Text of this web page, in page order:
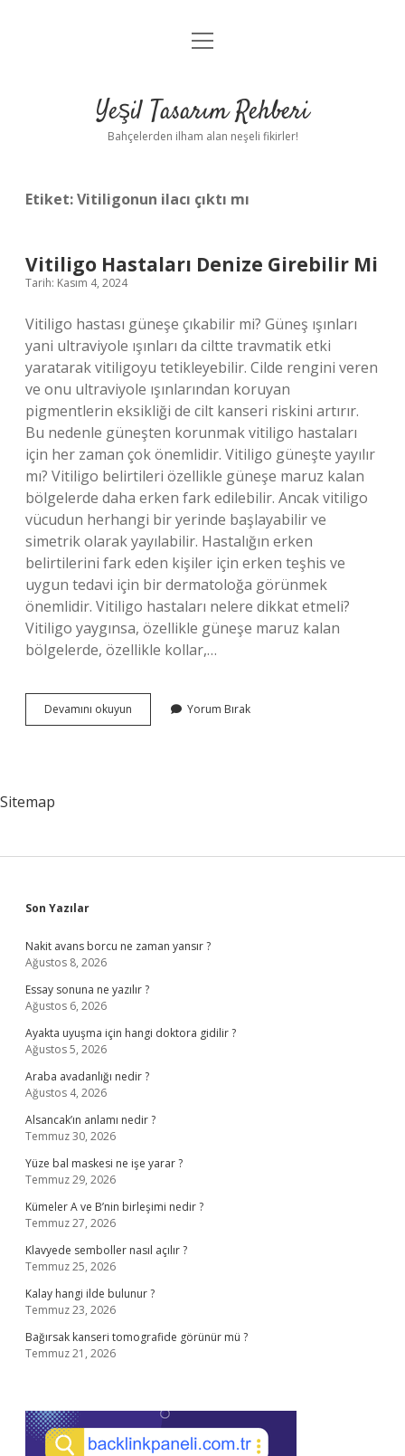
Anasayfa
Yasal Uyarı
menüyü
Yeşil Tasarım Rehberi
Bahçelerden ilham alan neşeli fikirler!
Etiket:Vitiligonun ilacı çıktı mı
Vitiligo Hastaları Denize Girebilir Mi
Tarih: Kasım 4, 2024
Vitiligo hastası güneşe çıkabilir mi? Güneş ışınları
yani ultraviyole ışınları da ciltte travmatik etki
yaratarak vitiligoyu tetikleyebilir. Cilde rengini veren
ve onu ultraviyole ışınlarından koruyan
pigmentlerin eksikliği de cilt kanseri riskini artırır.
Bu nedenle güneşten korunmak vitiligo hastaları
için her zaman çok önemlidir. Vitiligo güneşte yayılır
mı? Vitiligo belirtileri özellikle güneşe maruz kalan
bölgelerde daha erken fark edilebilir. Ancak vitiligo
vücudun herhangi bir yerinde başlayabilir ve
simetrik olarak yayılabilir. Hastalığın erken
belirtilerini fark eden kişiler için erken teşhis ve
uygun tedavi için bir dermatoloğa görünmek
önemlidir. Vitiligo hastaları nelere dikkat etmeli?
Vitiligo yaygınsa, özellikle güneşe maruz kalan
bölgelerde, özellikle kollar,…
Devamını okuyun
Hastaları
Yorum Bırak
Sitemap
Sidebar
Son Yazılar
Nakit avans borcu ne zaman yansır ?
Ağustos 8, 2026
Essay sonuna ne yazılır ?
Ağustos 6, 2026
Ayakta uyuşma için hangi doktora gidilir ?
Ağustos 5, 2026
Araba avadanlığı nedir ?
Ağustos 4, 2026
Alsancak’ın anlamı nedir ?
Temmuz 30, 2026
Yüze bal maskesi ne işe yarar ?
Temmuz 29, 2026
Kümeler A ve B’nin birleşimi nedir ?
Temmuz 27, 2026
Klavyede semboller nasıl açılır ?
Temmuz 25, 2026
Kalay hangi ilde bulunur ?
Temmuz 23, 2026
Bağırsak kanseri tomografide görünür mü ?
Temmuz 21, 2026